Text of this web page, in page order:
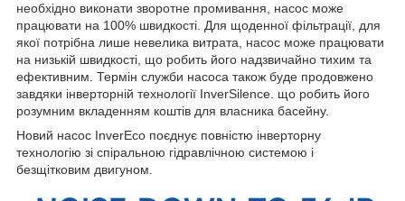
необхідно виконати зворотне промивання, насос може
працювати на 100% швидкості. Для щоденної фільтрації, для
якої потрібна лише невелика витрата, насос може працювати
на низькій швидкості, що робить його надзвичайно тихим та
ефективним. Термін служби насоса також буде продовжено
завдяки інверторній технології InverSilence. що робить його
розумним вкладенням коштів для власника басейну.
Новий насос InverEco поєднує повністю інверторну
технологію зі спіральною гідравлічною системою і
безщітковим двигуном.